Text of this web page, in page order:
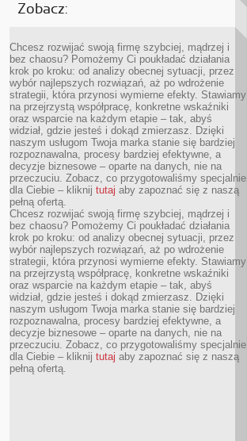
Zobacz:
Chcesz rozwijać swoją firmę szybciej, mądrzej i
bez chaosu? Pomożemy Ci poukładać działania
krok po kroku: od analizy obecnej sytuacji, przez
wybór najlepszych rozwiązań, aż po wdrożenie
strategii, która przynosi wymierne efekty. Stawiamy
na przejrzystą współpracę, konkretne wskaźniki
oraz wsparcie na każdym etapie – tak, abyś
widział, gdzie jesteś i dokąd zmierzasz. Dzięki
naszym usługom Twoja marka stanie się bardziej
rozpoznawalna, procesy bardziej efektywne, a
decyzje biznesowe – oparte na danych, nie na
przeczuciu. Zobacz, co przygotowaliśmy specjalnie
dla Ciebie – kliknij tutaj aby zapoznać się z naszą
pełną ofertą.
Chcesz rozwijać swoją firmę szybciej, mądrzej i
bez chaosu? Pomożemy Ci poukładać działania
krok po kroku: od analizy obecnej sytuacji, przez
wybór najlepszych rozwiązań, aż po wdrożenie
strategii, która przynosi wymierne efekty. Stawiamy
na przejrzystą współpracę, konkretne wskaźniki
oraz wsparcie na każdym etapie – tak, abyś
widział, gdzie jesteś i dokąd zmierzasz. Dzięki
naszym usługom Twoja marka stanie się bardziej
rozpoznawalna, procesy bardziej efektywne, a
decyzje biznesowe – oparte na danych, nie na
przeczuciu. Zobacz, co przygotowaliśmy specjalnie
dla Ciebie – kliknij tutaj aby zapoznać się z naszą
pełną ofertą.